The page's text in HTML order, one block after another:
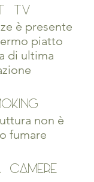
TV
è presente
piatto
di ultima
non è
fumare
CAMERE